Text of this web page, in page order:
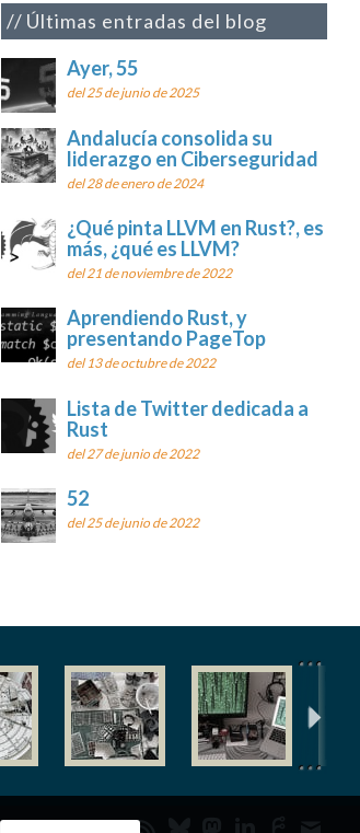
Últimas entradas del blog
Ayer, 55
del 25 de junio de 2025
Andalucía consolida su
liderazgo en Ciberseguridad
del 28 de enero de 2024
¿Qué pinta LLVM en Rust?, es
más, ¿qué es LLVM?
del 21 de noviembre de 2022
Aprendiendo Rust, y
presentando PageTop
del 13 de octubre de 2022
Lista de Twitter dedicada a
Rust
del 27 de junio de 2022
52
del 25 de junio de 2022